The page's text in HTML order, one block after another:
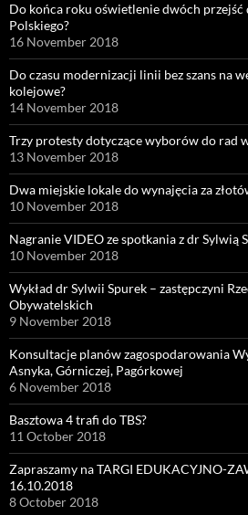
Do końca roku oświetlenie dwóch przejść
Polskiego?
16 November 2018
Do czasu modernizacji linii bez szans na
kolejowe?
14 November 2018
Trzy protesty dotyczące wyborów do rad
13 November 2018
Dwa miejskie lokale do wynajęcia za
10 November 2018
Nagranie VIDEO ze spotkania z dr Sylwią
10 November 2018
Wykład dr Sylwii Spurek – zastępczyni
Obywatelskich
9 November 2018
Konsultacje planów zagospodarowania
Asnyka, Górniczej, Pagórkowej
6 November 2018
Basztowa 4 trafi do TBS?
11 October 2018
Zapraszamy na TARGI EDUKACYJNO-
16.10.2018
8 October 2018